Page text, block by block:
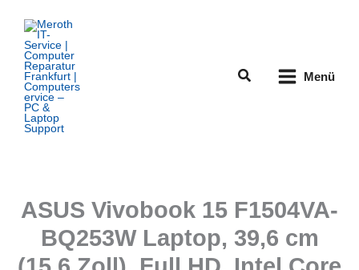
Inhalt
springen
Suchen Menü
ASUS Vivobook 15 F1504VA-
BQ253W Laptop, 39,6 cm